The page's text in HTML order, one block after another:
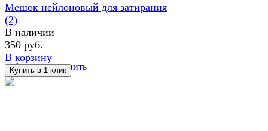
избранное сравнить
Мешок нейлоновый для затирания
(2)
В наличии
350 руб.
В корзину